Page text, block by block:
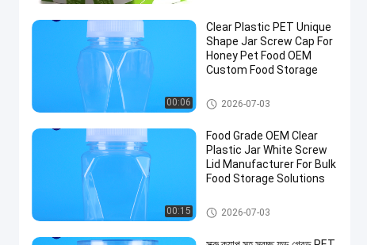
00:06
Clear Plastic PET Unique
Shape Jar Screw Cap For
Honey Pet Food OEM
Custom Food Storage
প্লাস্টিকের প্যাকেজিং জার
2026-07-03
00:15
Food Grade OEM Clear
Plastic Jar White Screw
Lid Manufacturer For Bulk
Food Storage Solutions
প্লাস্টিকের প্যাকেজিং জার
2026-07-03